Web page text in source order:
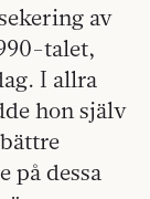
av
talet,
I allra
hon själv
på dessa